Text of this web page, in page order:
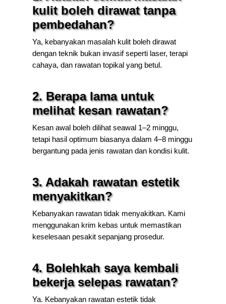
kulit boleh dirawat tanpa
pembedahan?
Ya, kebanyakan masalah kulit boleh dirawat
dengan teknik bukan invasif seperti laser, terapi
cahaya, dan rawatan topikal yang betul.
2. Berapa lama untuk
melihat kesan rawatan?
Kesan awal boleh dilihat seawal 1–2 minggu,
tetapi hasil optimum biasanya dalam 4–8 minggu
bergantung pada jenis rawatan dan kondisi kulit.
3. Adakah rawatan estetik
menyakitkan?
Kebanyakan rawatan tidak menyakitkan. Kami
menggunakan krim kebas untuk memastikan
keselesaan pesakit sepanjang prosedur.
4. Bolehkah saya kembali
bekerja selepas rawatan?
Ya. Kebanyakan rawatan estetik tidak